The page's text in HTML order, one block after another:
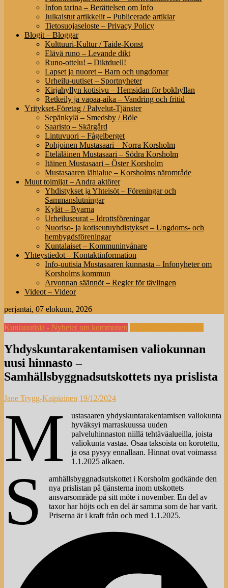
Infon tarina – Berättelsen om Info
Julkaistut artikkelit – Publicerade artiklar
Tietosuojaseloste – Privacy Policy
Blogit – Bloggar
Kulttuuri-Kultur / Taide-Konst
Elävä runo – Levande dikt
Runo-ottelu! – Diktduell!
Lapset ja nuoret – Barn och ungdomar
Urheilu-uutiset – Sportnyheter
Kirjahyllyn kotisivu – Hemsidan för bokhyllan
Retkeily ja vapaa-aika – Vandring och fritid
Yritykset-Företag / Palvelut-Tjänster
Sepänkylä – Smedsby / Böle
Saaristo – Skärgård
Lintuvuori – Fågelberget
Pohjoinen Mustasaari – Norra Korsholm
Eteläläinen Mustasaari – Södra Korsholm
Itäinen Mustasaari – Öster Korsholm
Mustasaaren lähialue – Korsholms närområde
Muut toimijat – Andra aktörer
Yhdistykset ja Yhteisöt – Föreningar och
Sammanslutningar
Kylät – Byarna
Urheiluseurat – Idrottsföreningar
Nuoriso- ja kotiseutuyhdistykset – Ungdoms- och
hembygdsföreningar
Kuntalaiset – Kommuninvånare
Yhteystiedot – Kontaktinformation
Info-uutisia Mustasaaren kunnasta – Infonyheter om
Korsholms kommun
Arvonnan säännöt – Regler för tävlingen
Videot – Videor
perjantai, 07 elokuun, 2026
Kuntauutisia - Nyheter om kommunen
Yhdyskuntarakentamisen valiokunnan
uusi hinnasto –
Samhällsbyggnadsutskottets nya prislista
Jane Trygg-Kaipiainen 19/12/2024
M
ustasaaren yhdyskuntarakentamisen valiokunta
hyväksyi marraskuussa uuden
palveluhinnaston niillä tehtäväalueilla, joista
valiokunta vastaa. Osaa taksoista on korotettu,
ja osa pysyy ennallaan. Hinnat ovat voimassa
1.1.2025 alkaen.
S
amhällsbyggnadsutskottet i Korsholm godkände den
nya prislistan på tjänsterna inom utskottets
ansvarsområde på sitt möte i november. En del av
taxor har höjts och en del är samma som de har varit.
Priserna är i kraft från och med 1.1.2025.